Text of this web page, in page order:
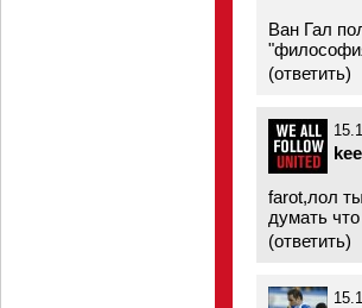
Ван Гал
(ответить)
farot,лол
думать
(ответить)